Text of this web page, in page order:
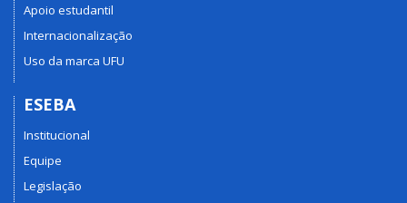
Apoio estudantil
Internacionalização
Uso da marca UFU
ESEBA
Institucional
Equipe
Legislação